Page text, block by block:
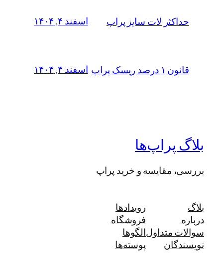
حداکثر لات سایز پراپ اسفند ۴, ۱۴۰۴
قانون ۱ درصد ریسک پراپ اسفند ۴, ۱۴۰۴
بلاگ پراپ‌ها
بررسی، مقایسه و خرید پراپ
بلاگ
درباره
سوالات متداول
نویسندگان
رویدادها
فروشگاه
الگوها
پوسته‌ها